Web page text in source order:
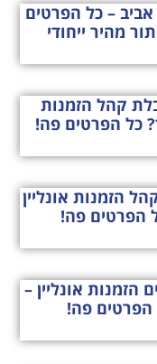
– כל הפרטים
מהיר ייחודי
קהל הזמנות
כל הפרטים פה!
הזמנות אונליין
הפרטים פה!
אונליין –
הפרטים פה!